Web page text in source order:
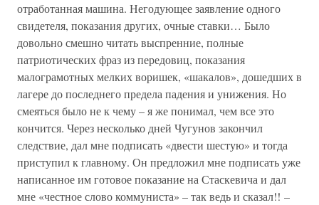
отработанная машина. Негодующее заявление одного
свидетеля, показания других, очные ставки… Было
довольно смешно читать выспренние, полные
патриотических фраз из передовиц, показания
малограмотных мелких воришек, «шакалов», дошедших в
лагере до последнего предела падения и унижения. Но
смеяться было не к чему – я же понимал, чем все это
кончится. Через несколько дней Чугунов закончил
следствие, дал мне подписать «двести шестую» и тогда
приступил к главному. Он предложил мне подписать уже
написанное им готовое показание на Стаскевича и дал
мне «честное слово коммуниста» – так ведь и сказал!! –